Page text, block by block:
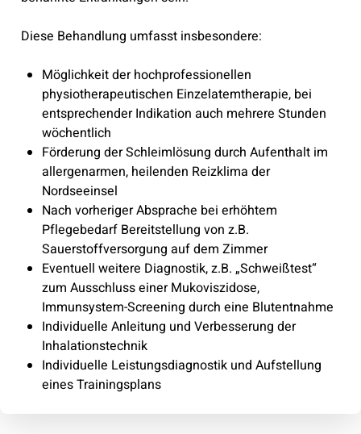
Diese Behandlung umfasst insbesondere:
Möglichkeit der hochprofessionellen
physiotherapeutischen Einzelatemtherapie, bei
entsprechender Indikation auch mehrere Stunden
wöchentlich
Förderung der Schleimlösung durch Aufenthalt im
allergenarmen, heilenden Reizklima der
Nordseeinsel
Nach vorheriger Absprache bei erhöhtem
Pflegebedarf Bereitstellung von z.B.
Sauerstoffversorgung auf dem Zimmer
Eventuell weitere Diagnostik, z.B. „Schweißtest“
zum Ausschluss einer Mukoviszidose,
Immunsystem-Screening durch eine Blutentnahme
Individuelle Anleitung und Verbesserung der
Inhalationstechnik
Individuelle Leistungsdiagnostik und Aufstellung
eines Trainingsplans